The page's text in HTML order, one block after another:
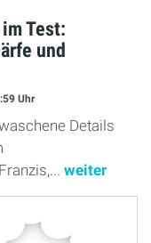
Test:
und
Uhr
Details
weiter